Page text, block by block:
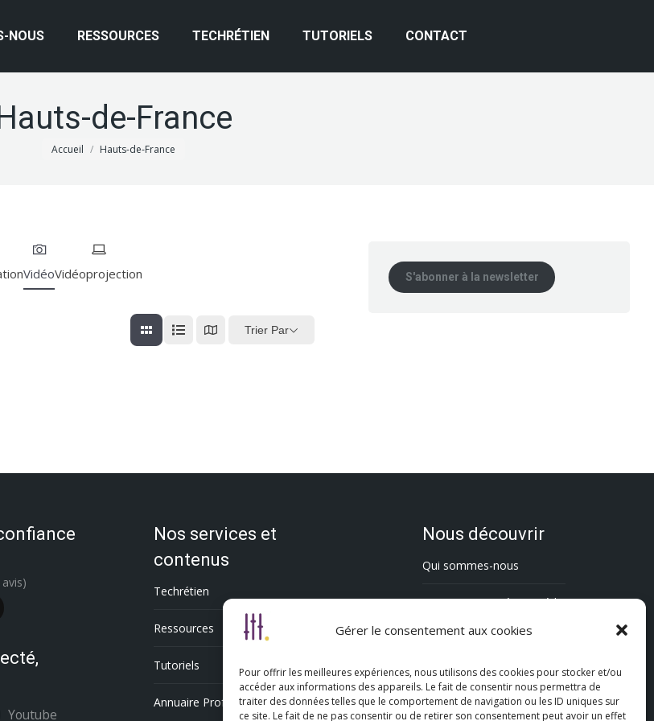
Gérer le consentement aux cookies
Pour offrir les meilleures expériences, nous utilisons des cookies pour stocker et/ou
accéder aux informations des appareils. Le fait de consentir nous permettra de
traiter des données telles que le comportement de navigation ou les ID uniques sur
ce site. Le fait de ne pas consentir ou de retirer son consentement peut avoir un effet
NOUS RESSOURCES TECHRÉTIEN TUTORIELS CONTACT
de-France
Vous êtes ici :
Accueil Hauts-de-France
VidéoVidéoprojection
Trier Par
S'abonner à la newsletter
Youtube
Nos services et
contenus
Techrétien
Ressources
Tutoriels
Annuaire Professionnel
Nous découvrir
Qui sommes-nous
L’association Trésorsmédia
Contact
Politique de cookies (UE)
Mentions légales